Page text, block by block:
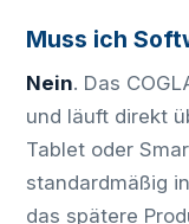
Muss ich
Nein. Das
und läuft direkt
Tablet oder
standardmäßig
das spätere